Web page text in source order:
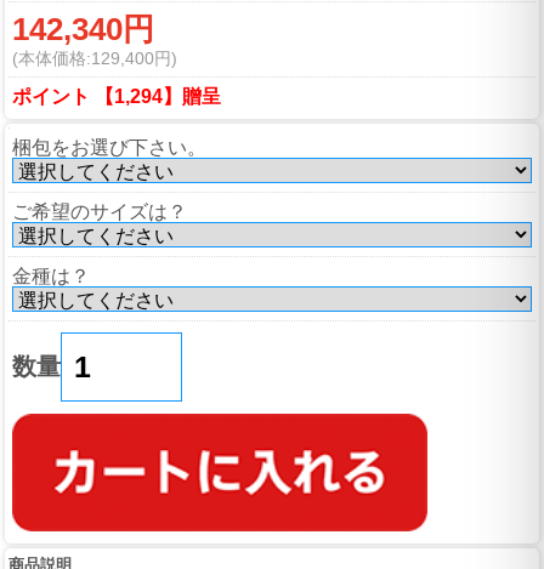
142,340円
(本体価格:129,400円)
ポイント 【1,294】贈呈
梱包をお選び下さい。
ご希望のサイズは？
金種は？
数量
商品説明